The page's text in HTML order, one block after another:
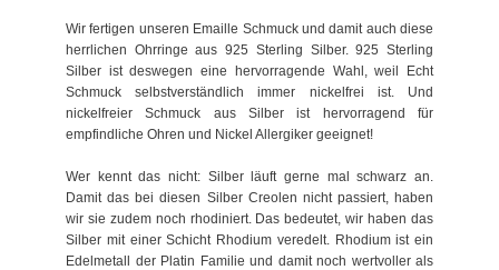
Wir fertigen unseren Emaille Schmuck und damit auch diese
herrlichen Ohrringe aus 925 Sterling Silber. 925 Sterling
Silber ist deswegen eine hervorragende Wahl, weil Echt
Schmuck selbstverständlich immer nickelfrei ist. Und
nickelfreier Schmuck aus Silber ist hervorragend für
empfindliche Ohren und Nickel Allergiker geeignet!
Wer kennt das nicht: Silber läuft gerne mal schwarz an.
Damit das bei diesen Silber Creolen nicht passiert, haben
wir sie zudem noch rhodiniert. Das bedeutet, wir haben das
Silber mit einer Schicht Rhodium veredelt. Rhodium ist ein
Edelmetall der Platin Familie und damit noch wertvoller als